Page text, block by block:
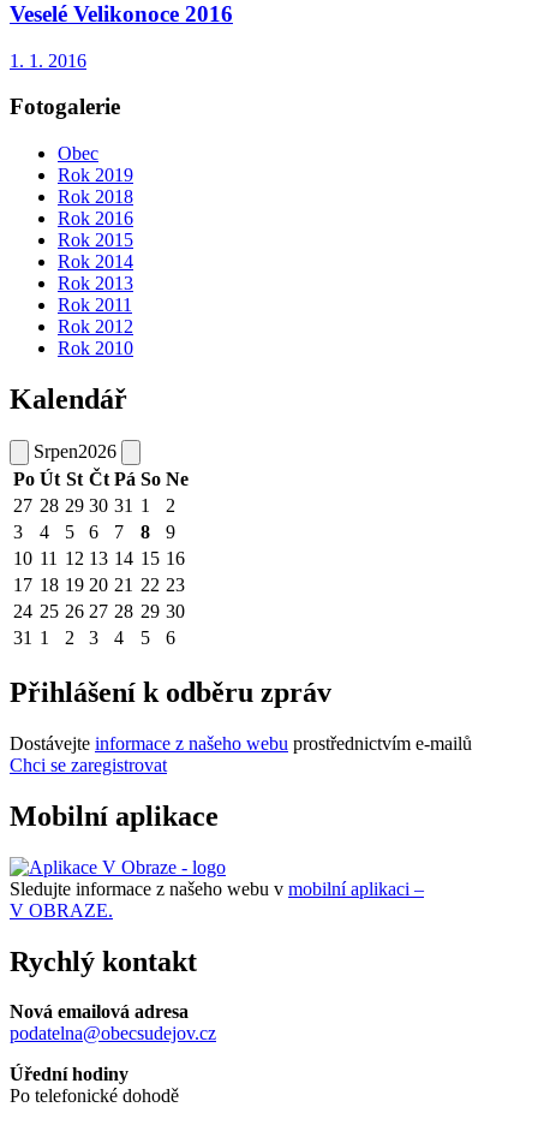
Veselé Velikonoce 2016
1. 1. 2016
Fotogalerie
Obec
Rok 2019
Rok 2018
Rok 2016
Rok 2015
Rok 2014
Rok 2013
Rok 2011
Rok 2012
Rok 2010
Kalendář
Srpen2026
Po Út St Čt Pá So Ne
27 28 29 30 31 1
2
3
4 5 6 7 8
9
10 11 12 13 14 15 16
17 18 19 20 21 22 23
24 25 26 27 28 29 30
31 1 2 3 4 5 6
Přihlášení k odběru zpráv
Dostávejte informace z našeho webu prostřednictvím e-mailů
Chci se zaregistrovat
Mobilní aplikace
Sledujte informace z našeho webu v mobilní aplikaci –
V OBRAZE.
Rychlý kontakt
Nová emailová adresa
podatelna@obecsudejov.cz
Úřední hodiny
Po telefonické dohodě